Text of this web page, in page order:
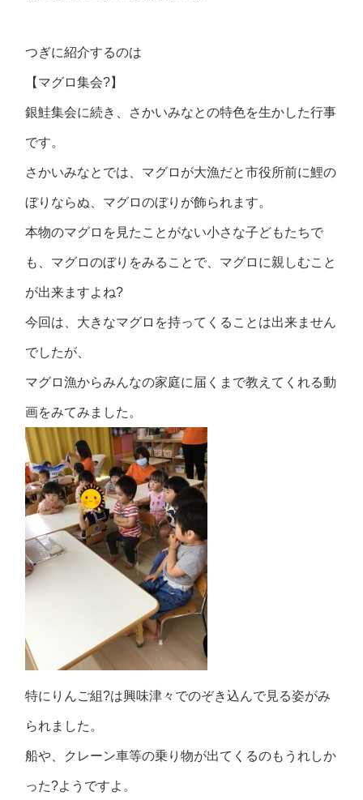
つぎに紹介するのは
【マグロ集会?】
銀鮭集会に続き、さかいみなとの特色を生かした行事
です。
さかいみなとでは、マグロが大漁だと市役所前に鯉の
ぼりならぬ、マグロのぼりが飾られます。
本物のマグロを見たことがない小さな子どもたちで
も、マグロのぼりをみることで、マグロに親しむこと
が出来ますよね?
今回は、大きなマグロを持ってくることは出来ません
でしたが、
マグロ漁からみんなの家庭に届くまで教えてくれる動
画をみてみました。
特にりんご組?は興味津々でのぞき込んで見る姿がみ
られました。
船や、クレーン車等の乗り物が出てくるのもうれしか
った?ようですよ。